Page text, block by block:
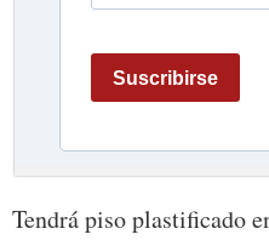
Tendrá piso plastificado